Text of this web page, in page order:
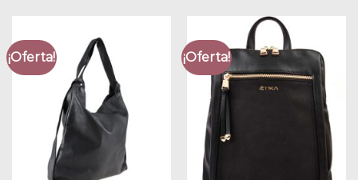
¡Oferta! ¡Oferta!